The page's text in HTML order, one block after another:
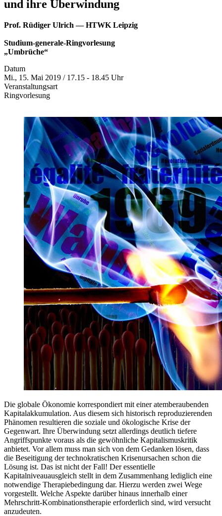
und ihre Überwindung
Prof. Rüdiger Ulrich — HTWK Leipzig
Studium-generale-Ringvorlesung
„Umbrüche“
Datum
Mi., 15. Mai 2019 / 17.15 - 18.45 Uhr
Veranstaltungsart
Ringvorlesung
Die globale Ökonomie korrespondiert mit einer atemberaubenden
Kapitalakkumulation. Aus diesem sich historisch reproduzierenden
Phänomen resultieren die soziale und ökologische Krise der
Gegenwart. Ihre Überwindung setzt allerdings deutlich tiefere
Angriffspunkte voraus als die gewöhnliche Kapitalismuskritik
anbietet. Vor allem muss man sich von dem Gedanken lösen, dass
die Beseitigung der technokratischen Krisenursachen schon die
Lösung ist. Das ist nicht der Fall! Der essentielle
Kapitalniveauausgleich stellt in dem Zusammenhang lediglich eine
notwendige Therapiebedingung dar. Hierzu werden zwei Wege
vorgestellt. Welche Aspekte darüber hinaus innerhalb einer
Mehrschritt-Kombinationstherapie erforderlich sind, wird versucht
anzudeuten.